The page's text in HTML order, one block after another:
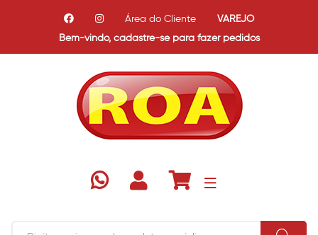
Bem-vindo, cadastre-se para fazer pedidos
Área do Cliente VAREJO